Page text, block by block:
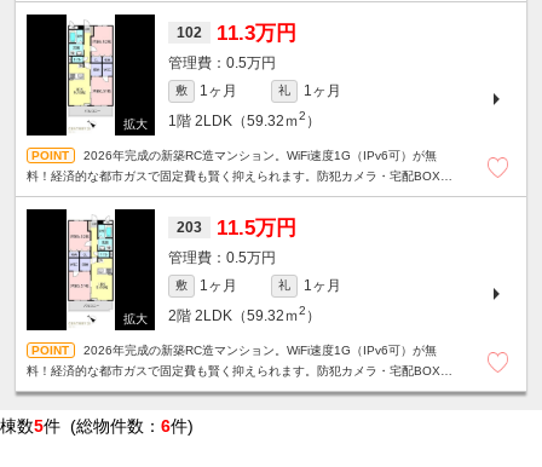
102 11.3万円
0.5万円
敷 1ヶ月 礼
1ヶ月
1階 2LDK（59.32ｍ2 ）
2026年完成の新築RC造マンション。WiFi速度1G（IPv6可）が無
料！経済的な都市ガスで固定費も賢く抑えられます。防犯カメラ・宅配BOX・
203 11.5万円
0.5万円
敷 1ヶ月 礼
1ヶ月
2階 2LDK（59.32ｍ2 ）
2026年完成の新築RC造マンション。WiFi速度1G（IPv6可）が無
料！経済的な都市ガスで固定費も賢く抑えられます。防犯カメラ・宅配BOX・
棟数5件 (総物件数： 6件)